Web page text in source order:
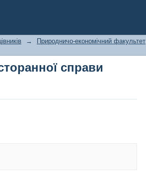
справи
→ Природничо-економічний факультет
справи